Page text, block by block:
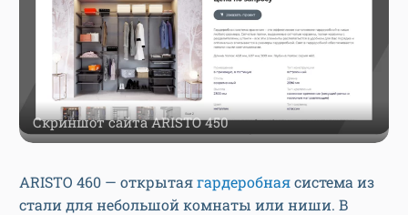
Скриншот сайта ARISTO 450
ARISTO 460 — открытаягардеробнаясистема из
стали для небольшой комнаты или ниши. В